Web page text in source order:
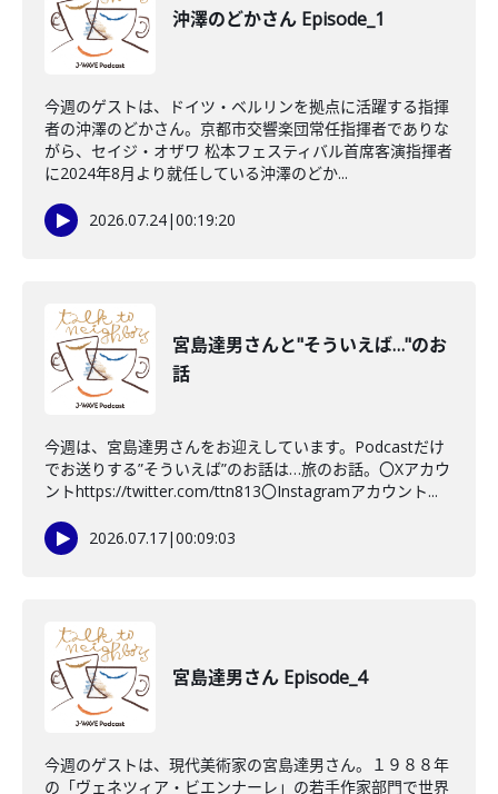
沖澤のどかさん Episode_1
今週のゲストは、ドイツ・ベルリンを拠点に活躍する指揮
者の沖澤のどかさん。京都市交響楽団常任指揮者でありな
がら、セイジ・オザワ 松本フェスティバル首席客演指揮者
に2024年8月より就任している沖澤のどか...
2026.07.24|00:19:20
宮島達男さんと"そういえば…"のお
話
今週は、宮島達男さんをお迎えしています。Podcastだけ
でお送りする”そういえば”のお話は…旅のお話。〇Xアカウ
ントhttps://twitter.com/ttn813〇Instagramアカウント...
2026.07.17|00:09:03
宮島達男さん Episode_4
今週のゲストは、現代美術家の宮島達男さん。１９８８年
の「ヴェネツィア・ビエンナーレ」の若手作家部門で世界